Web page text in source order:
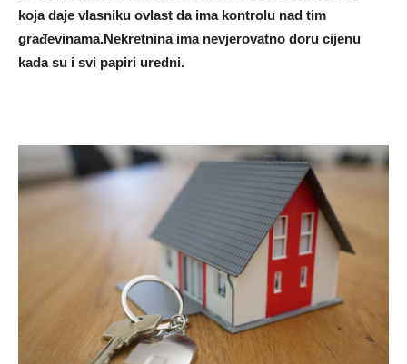
koja daje vlasniku ovlast da ima kontrolu nad tim
građevinama.Nekretnina ima nevjerovatno doru cijenu
kada su i svi papiri uredni.